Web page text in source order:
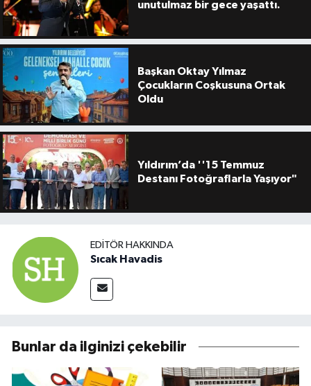
unutulmaz bir gece yaşattı.
Başkan Oktay Yılmaz
Çocukların Coşkusuna Ortak
Oldu
Yıldırım’da ''15 Temmuz
Destanı Fotoğraflarla Yaşıyor"
EDITÖR HAKKINDA
Sıcak Havadis
Bunlar da ilginizi çekebilir